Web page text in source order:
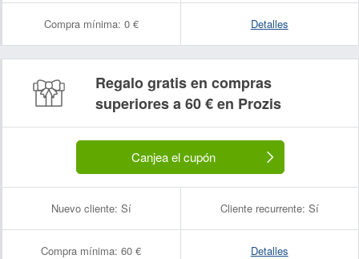
Compra mínima: 0 € Detalles
Regalo gratis en compras
superiores a 60 € en Prozis
Canjea el cupón
Nuevo cliente: Sí Cliente recurrente: Sí
Compra mínima: 60 € Detalles